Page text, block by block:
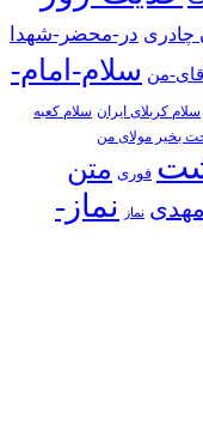
چادری در-محضر-شهدا
من سلام-امام-
سلام کربلای ایران سلام کعبه
بخیر مولای من
فوری متن
مهدی نماز
نماز-